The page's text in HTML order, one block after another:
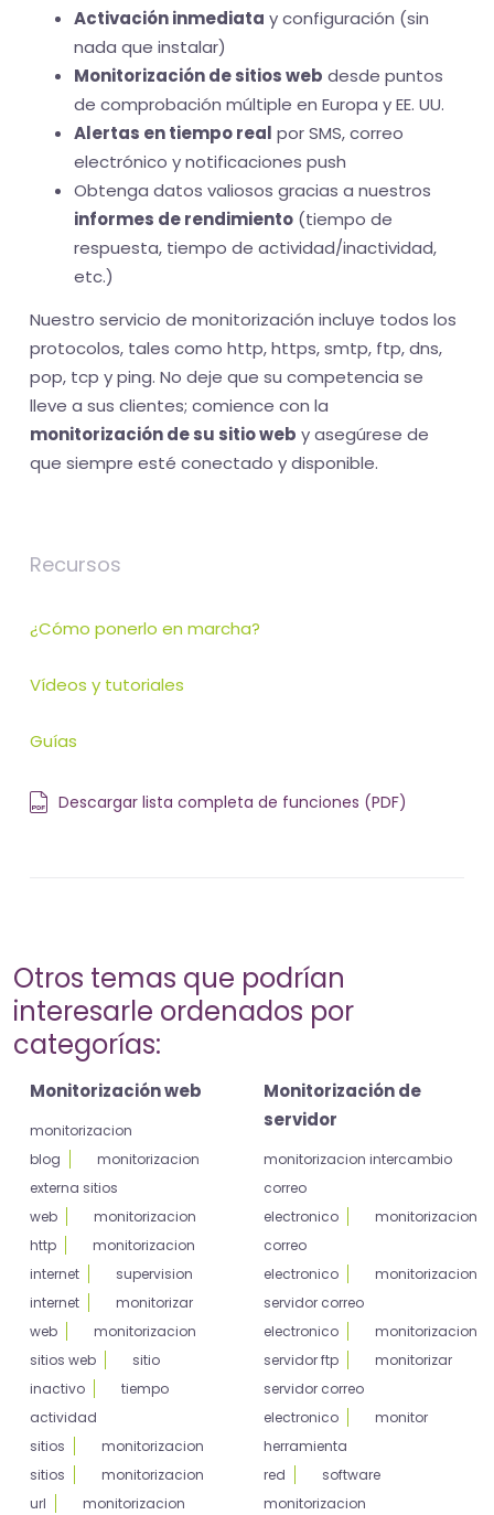
Activación inmediata y configuración (sin
nada que instalar)
Monitorización de sitios web desde puntos
de comprobación múltiple en Europa y EE. UU.
Alertas en tiempo real por SMS, correo
electrónico y notificaciones push
Obtenga datos valiosos gracias a nuestros
informes de rendimiento (tiempo de
respuesta, tiempo de actividad/inactividad,
etc.)
Nuestro servicio de monitorización incluye todos los
protocolos, tales como http, https, smtp, ftp, dns,
pop, tcp y ping. No deje que su competencia se
lleve a sus clientes; comience con la
monitorización de su sitio web y asegúrese de
que siempre esté conectado y disponible.
Recursos
¿Cómo ponerlo en marcha?
Vídeos y tutoriales
Guías
Descargar lista completa de funciones (PDF)
Otros temas que podrían
interesarle ordenados por
categorías:
Monitorización web
monitorizacion
blog
monitorizacion
externa sitios
web
monitorizacion
http
monitorizacion
internet
supervision
internet
monitorizar
web
monitorizacion
sitios web
sitio
inactivo
tiempo
actividad
sitios
monitorizacion
sitios
monitorizacion
url
monitorizacion
Monitorización de
servidor
monitorizacion intercambio
correo
electronico
monitorizacion
correo
electronico
monitorizacion
servidor correo
electronico
monitorizacion
servidor ftp
monitorizar
servidor correo
electronico
monitor
herramienta
red
software
monitorizacion